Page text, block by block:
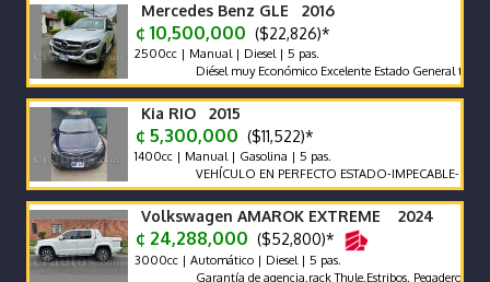
Mercedes Benz GLE 2016
¢ 10,500,000 ($22,826)*
2500cc | Manual | Diesel | 5 pas.
Diésel muy Económico Excelente Estado General tapicería
Kia RIO 2015
¢ 5,300,000 ($11,522)*
1400cc | Manual | Gasolina | 5 pas.
VEHÍCULO EN PERFECTO ESTADO-IMPECABLE-POCO
Volkswagen AMAROK EXTREME 2024
¢ 24,288,000 ($52,800)*
3000cc | Automático | Diesel | 5 pas.
Garantía de agencia.rack Thule.Estribos. Pegadero. Tapa